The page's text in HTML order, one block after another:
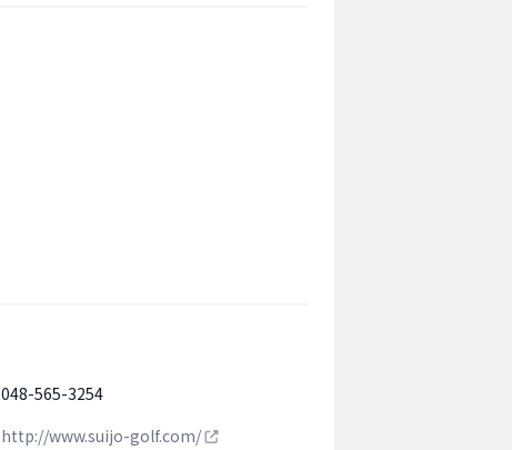
048-565-3254
http://www.suijo-golf.com/